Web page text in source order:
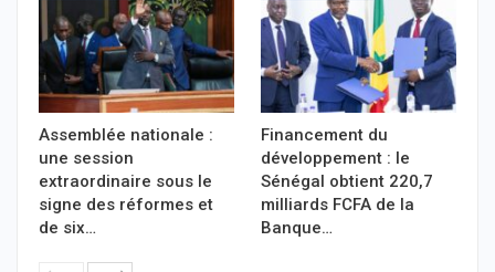
Assemblée nationale :
une session
extraordinaire sous le
signe des réformes et
de six…
Financement du
développement : le
Sénégal obtient 220,7
milliards FCFA de la
Banque…